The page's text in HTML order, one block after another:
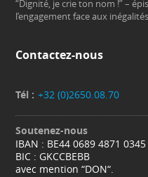
“Dignité, je crie ton nom !” –
l’engagement face aux inégalités
Contactez-nous
Tél : +32 (0)2650.08.70
Soutenez-nous
IBAN : BE44 0689 4871 0345
BIC : GKCCBEBB
avec mention “DON“.